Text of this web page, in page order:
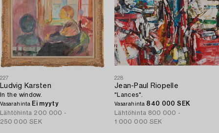
227
Ludvig Karsten
In the window.
Vasarahinta Ei myyty
Lähtöhinta 200 000 -
250 000 SEK
228
Jean-Paul Riopelle
"Lances".
Vasarahinta 840 000 SEK
Lähtöhinta 800 000 -
1 000 000 SEK